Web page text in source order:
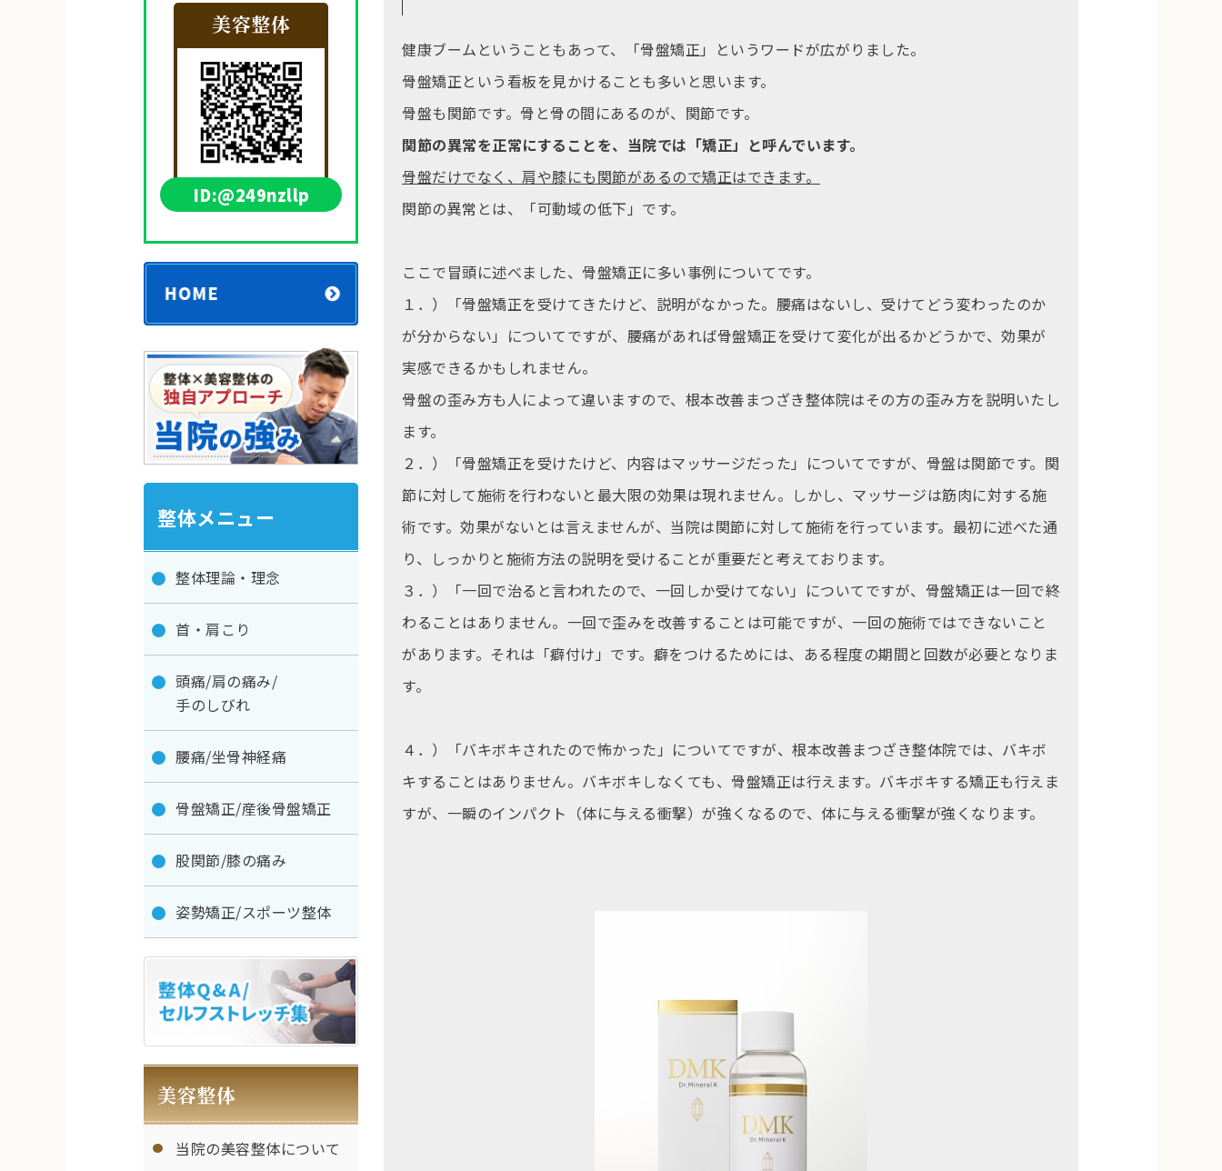
健康ブームということもあって、「骨盤矯正」というワードが広がりました。
骨盤矯正という看板を見かけることも多いと思います。
骨盤も関節です。骨と骨の間にあるのが、関節です。
関節の異常を正常にすることを、当院では「矯正」と呼んでいます。
骨盤だけでなく、肩や膝にも関節があるので矯正はできます。
関節の異常とは、「可動域の低下」です。
ここで冒頭に述べました、骨盤矯正に多い事例についてです。
１．）「骨盤矯正を受けてきたけど、説明がなかった。腰痛はないし、受けてどう変わったのか
が分からない」 についてですが、腰痛があれば骨盤矯正を受けて変化が出るかどうかで、効果が
実感できるかもしれません。
骨盤の歪み方も人によって違いますので、根本改善まつざき整体院はその方の歪み方を説明いたし
ます。
２．）「骨盤矯正を受けたけど、内容はマッサージだった」 についてですが、骨盤は関節です。関
節に対して施術を行わないと最大限の効果は現れません。しかし、マッサージは筋肉に対する施
術です。効果がないとは言えませんが、当院は関節に対して施術を行っています。最初に述べた通
り、しっかりと施術方法の説明を受けることが重要だと考えております。
３．）「一回で治ると言われたので、一回しか受けてない」についてですが、骨盤矯正は一回で終
わることはありません。一回で歪みを改善することは可能ですが、一回の施術ではできないこと
があります。それは「癖付け」です。癖をつけるためには、ある程度の期間と回数が必要となりま
す。
４．）「バキボキされたので怖かった」についてですが、根本改善まつざき整体院では、バキボ
キすることはありません。バキボキしなくても、骨盤矯正は行えます。バキボキする矯正も行えま
すが、一瞬のインパクト（体に与える衝撃）が強くなるので、体に与える衝撃が強くなります。
美容整体
ID:@249nzllp
整体メニュー
整体理論・理念
首・肩こり
頭痛/肩の痛み/
手のしびれ
腰痛/坐骨神経痛
骨盤矯正/産後骨盤矯正
股関節/膝の痛み
姿勢矯正/スポーツ整体
美容整体
当院の美容整体について